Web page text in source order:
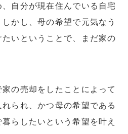
自分が現在住んでいる自宅
かし、母の希望で元気なう
いということで、まだ家の
の売却をしたことによって
られ、かつ母の希望である
らしたいという希望を叶え